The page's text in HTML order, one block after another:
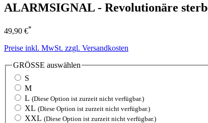
ALARMSIGNAL - Revolutionäre
49,90 €*
Preise inkl. MwSt. zzgl. Versandkosten
GRÖSSE auswählen
S
M
L (Diese Option ist zurzeit nicht verfügbar.)
XL (Diese Option ist zurzeit nicht verfügbar.)
XXL (Diese Option ist zurzeit nicht verfügbar.)